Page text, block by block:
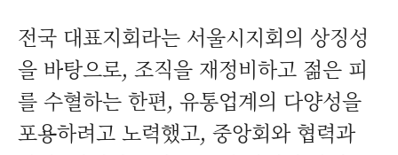
전국 대표지회라는 서울시지회의 상징성
을 바탕으로, 조직을 재정비하고 젊은 피
를 수혈하는 한편, 유통업계의 다양성을
포용하려고 노력했고, 중앙회와 협력과